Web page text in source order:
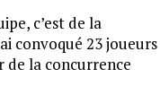
c’est de la
convoqué 23 joueurs
de la concurrence